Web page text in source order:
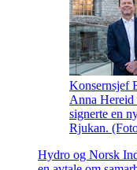
Konsernsjef
Anna Hereid
signerte en
Rjukan.
Hydro og Norsk